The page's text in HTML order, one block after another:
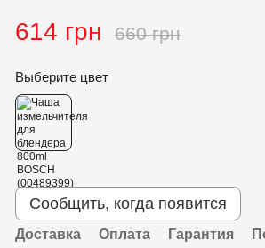
614 грн 660 грн
Выберите цвет
Сообщить, когда появится
Доставка Оплата Гарантия